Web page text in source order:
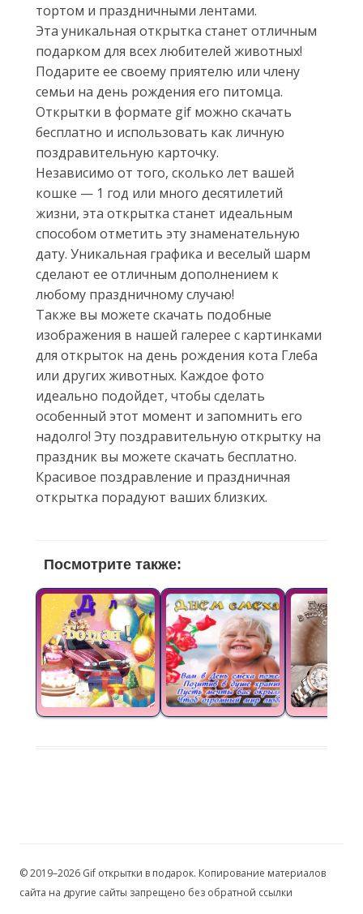
тортом и праздничными лентами.
Эта уникальная открытка станет отличным
подарком для всех любителей животных!
Подарите ее своему приятелю или члену
семьи на день рождения его питомца.
Открытки в формате gif можно скачать
бесплатно и использовать как личную
поздравительную карточку.
Независимо от того, сколько лет вашей
кошке — 1 год или много десятилетий
жизни, эта открытка станет идеальным
способом отметить эту знаменательную
дату. Уникальная графика и веселый шарм
сделают ее отличным дополнением к
любому праздничному случаю!
Также вы можете скачать подобные
изображения в нашей галерее с картинками
для открыток на день рождения кота Глеба
или других животных. Каждое фото
идеально подойдет, чтобы сделать
особенный этот момент и запомнить его
надолго! Эту поздравительную открытку на
праздник вы можете скачать бесплатно.
Красивое поздравление и праздничная
открытка порадуют ваших близких.
Посмотрите также:
© 2019–2026 Gif открытки в подарок. Копирование материалов
сайта на другие сайты запрещено без обратной ссылки